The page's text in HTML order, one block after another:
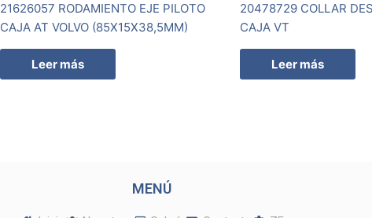
21626057 RODAMIENTO EJE PILOTO
CAJA AT VOLVO (85X15X38,5MM)
Leer más
20478729 COLLAR
CAJA VT
Leer más
MENÚ